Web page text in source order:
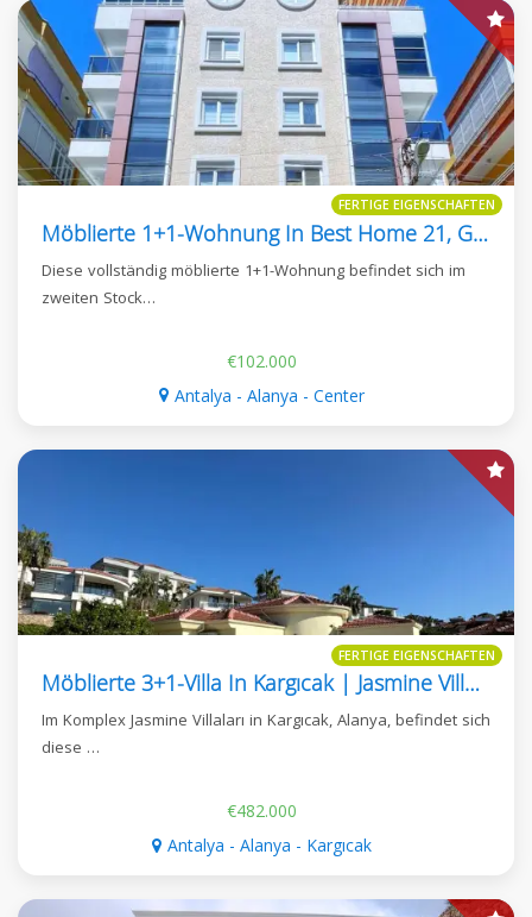
FERTIGE EIGENSCHAFTEN
Möblierte 1+1-Wohnung In Best Home 21, Güller Pınarı
Diese vollständig möblierte 1+1-Wohnung befindet sich im
zweiten Stock…
€102.000
Antalya - Alanya - Center
FERTIGE EIGENSCHAFTEN
Möblierte 3+1-Villa In Kargıcak | Jasmine Villaları
Im Komplex Jasmine Villaları in Kargıcak, Alanya, befindet sich
diese …
€482.000
Antalya - Alanya - Kargıcak